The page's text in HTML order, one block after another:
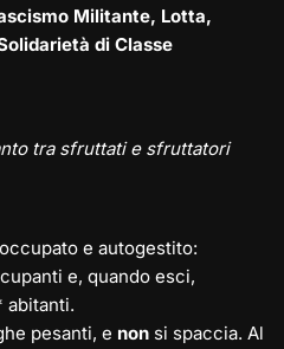
Militante, Lotta,
di Classe
tra sfruttati e sfruttatori
e autogestito:
e, quando esci,
abitanti.
pesanti, e non si spaccia. Al